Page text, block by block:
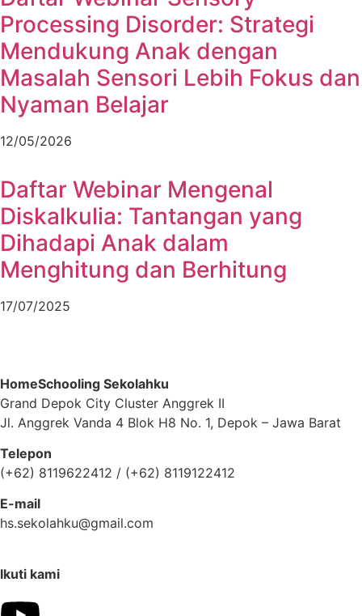
Processing Disorder: Strategi
Mendukung Anak dengan
Masalah Sensori Lebih Fokus dan
Nyaman Belajar
12/05/2026
Daftar Webinar Mengenal
Diskalkulia: Tantangan yang
Dihadapi Anak dalam
Menghitung dan Berhitung
17/07/2025
HomeSchooling Sekolahku
Grand Depok City Cluster Anggrek II
Jl. Anggrek Vanda 4 Blok H8 No. 1, Depok – Jawa Barat
Telepon
(+62) 8119622412 / (+62) 8119122412
E-mail
hs.sekolahku@gmail.com
Ikuti kami